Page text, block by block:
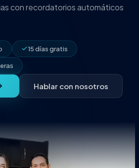
con recordatorios automáticos
15 días gratis
Hablar con nosotros